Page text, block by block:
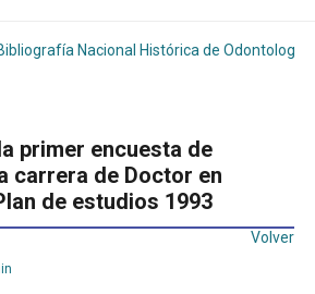
Nacional Histórica de Odontología
primer encuesta de
carrera de Doctor en
de estudios 1993
Volver